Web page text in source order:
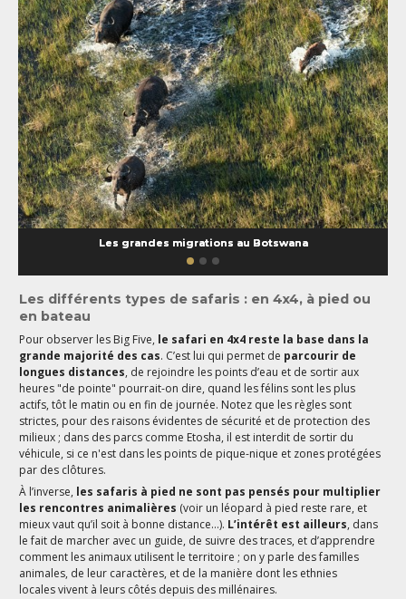
Les grandes migrations au Botswana
Les différents types de safaris : en 4x4, à pied ou
en bateau
Pour observer les Big Five, le safari en 4x4 reste la base dans la
grande majorité des cas. C’est lui qui permet de parcourir de
longues distances, de rejoindre les points d’eau et de sortir aux
heures "de pointe" pourrait-on dire, quand les félins sont les plus
actifs, tôt le matin ou en fin de journée. Notez que les règles sont
strictes, pour des raisons évidentes de sécurité et de protection des
milieux ; dans des parcs comme Etosha, il est interdit de sortir du
véhicule, si ce n'est dans les points de pique-nique et zones protégées
par des clôtures.
À l’inverse, les safaris à pied ne sont pas pensés pour multiplier
les rencontres animalières (voir un léopard à pied reste rare, et
mieux vaut qu’il soit à bonne distance…). L’intérêt est ailleurs, dans
le fait de marcher avec un guide, de suivre des traces, et d’apprendre
comment les animaux utilisent le territoire ; on y parle des familles
animales, de leur caractères, et de la manière dont les ethnies
locales vivent à leurs côtés depuis des millénaires.